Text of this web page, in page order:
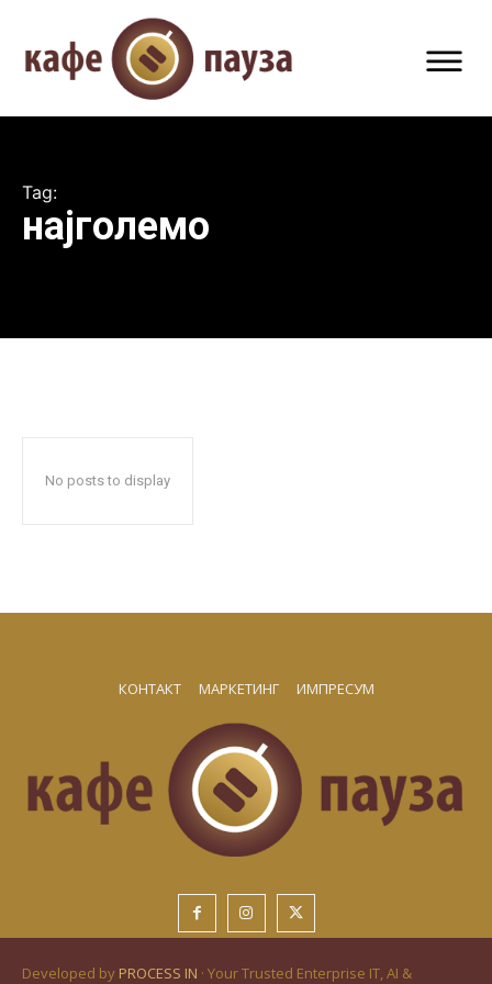
Tag:
најголемо
No posts to display
КОНТАКТ МАРКЕТИНГ ИМПРЕСУМ
Developed by PROCESS IN · Your Trusted Enterprise IT, AI &